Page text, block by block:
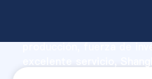
producción, fuerza de